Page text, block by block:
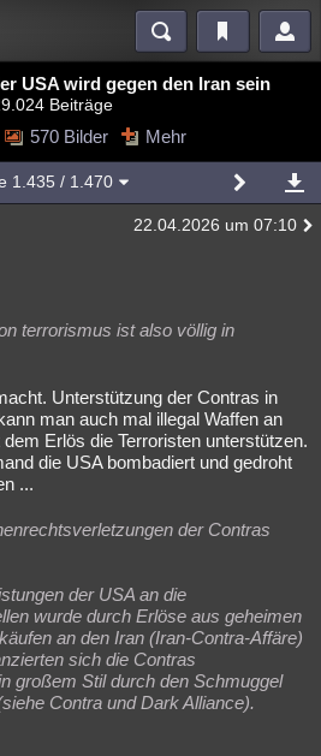
Blogs Videos
Mystery Kriminalfälle
Orte Esoterik Literatur
Gruppen Gaming Filme
USA wird gegen den Iran sein
Beiträge
570 Bilder Mehr
1.435 / 1.470
22.04.2026 um 07:10
terrorismus ist also völlig in
Unterstützung der Contras in
man auch mal illegal Waffen an
Erlös die Terroristen unterstützen.
die USA bombadiert und gedroht
...
der Contras
der USA an die
wurde durch Erlöse aus geheimen
an den Iran (Iran-Contra-Affäre)
sich die Contras
großem Stil durch den Schmuggel
Contra und Dark Alliance).